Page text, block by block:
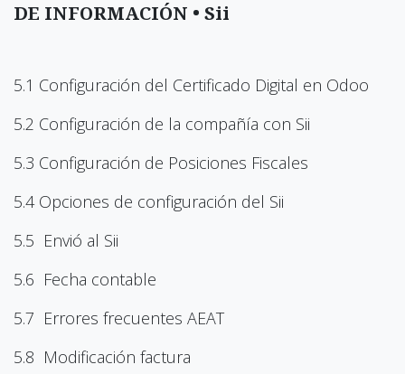
DE INFORMACIÓN • Sii
5.1 Configuración del Certificado Digital en Odoo
5.2 Configuración de la compañía con Sii
5.3 Configuración de Posiciones Fiscales
5.4 Opciones de configuración del Sii
5.5 Envió al Sii
5.6 Fecha contable
5.7 Errores frecuentes AEAT
5.8 Modificación factura